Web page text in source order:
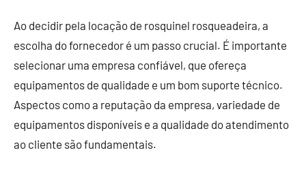
Ao decidir pela locação de rosquinel rosqueadeira, a
escolha do fornecedor é um passo crucial. É importante
selecionar uma empresa confiável, que ofereça
equipamentos de qualidade e um bom suporte técnico.
Aspectos como a reputação da empresa, variedade de
equipamentos disponíveis e a qualidade do atendimento
ao cliente são fundamentais.